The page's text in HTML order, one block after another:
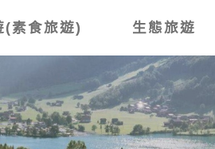
素食旅遊) 生態旅遊